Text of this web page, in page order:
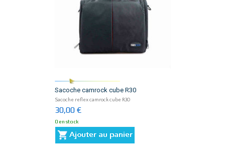
Sacoche camrock cube R30
Sacoche reflex camrock cube R30
30,00 €
0 en stock